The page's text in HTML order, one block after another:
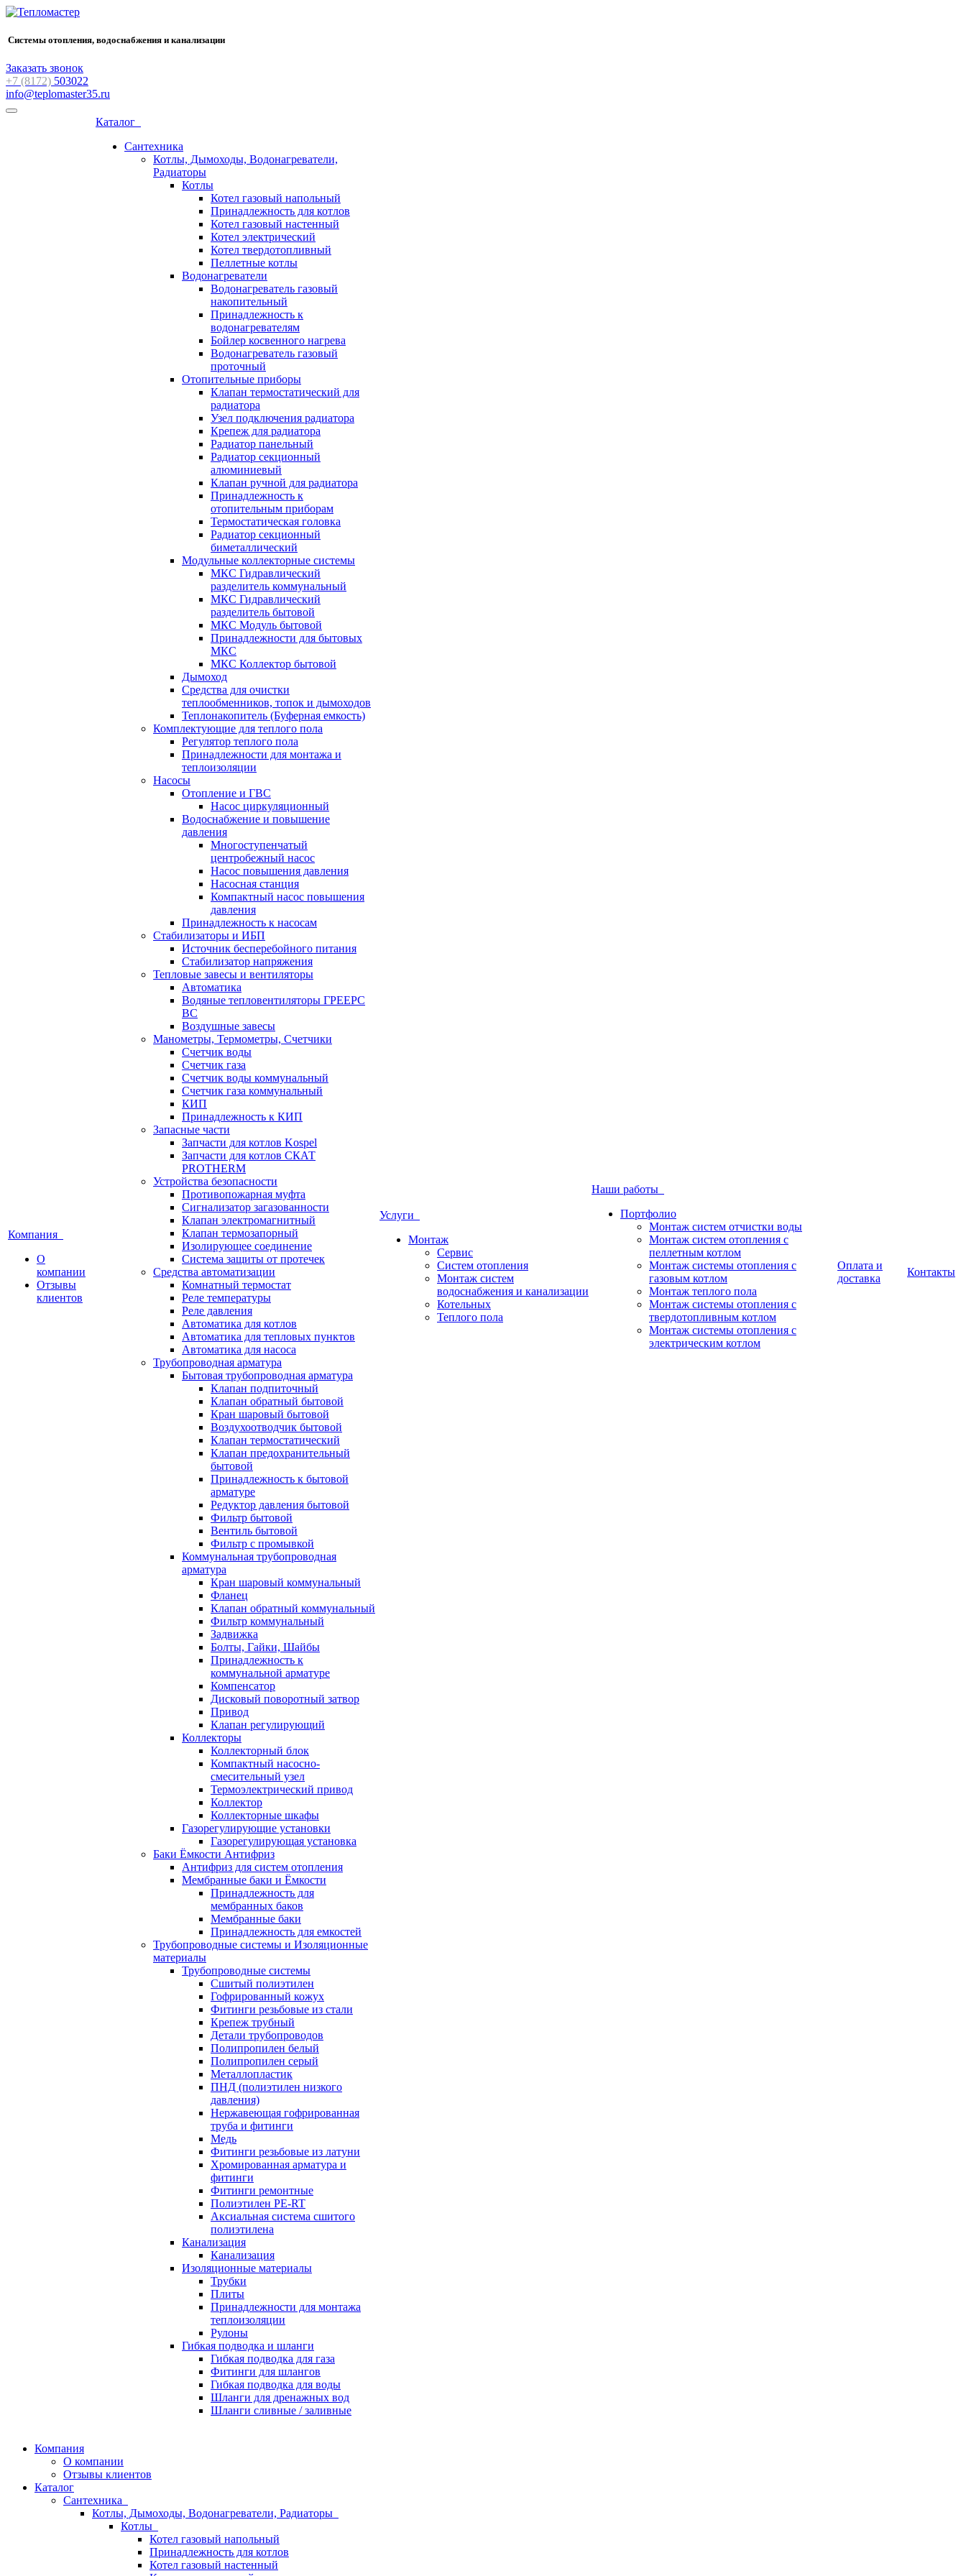
Системы отопления, водоснабжения и канализации
Заказать звонок
+7 (8172) 503022
info@teplomaster35.ru
Компания
О
компании
Отзывы
клиентов
Каталог
Сантехника
Котлы, Дымоходы, Водонагреватели,
Радиаторы
Котлы
Котел газовый напольный
Принадлежность для котлов
Котел газовый настенный
Котел электрический
Котел твердотопливный
Пеллетные котлы
Водонагреватели
Водонагреватель газовый
накопительный
Принадлежность к
водонагревателям
Бойлер косвенного нагрева
Водонагреватель газовый
проточный
Отопительные приборы
Клапан термостатический для
радиатора
Узел подключения радиатора
Крепеж для радиатора
Радиатор панельный
Радиатор секционный
алюминиевый
Клапан ручной для радиатора
Принадлежность к
отопительным приборам
Термостатическая головка
Радиатор секционный
биметаллический
Модульные коллекторные системы
МКС Гидравлический
разделитель коммунальный
МКС Гидравлический
разделитель бытовой
МКС Модуль бытовой
Принадлежности для бытовых
МКС
МКС Коллектор бытовой
Дымоход
Средства для очистки
теплообменников, топок и дымоходов
Теплонакопитель (Буферная емкость)
Комплектующие для теплого пола
Регулятор теплого пола
Принадлежности для монтажа и
теплоизоляции
Насосы
Отопление и ГВС
Насос циркуляционный
Водоснабжение и повышение
давления
Многоступенчатый
центробежный насос
Насос повышения давления
Насосная станция
Компактный насос повышения
давления
Принадлежность к насосам
Стабилизаторы и ИБП
Источник бесперебойного питания
Стабилизатор напряжения
Тепловые завесы и вентиляторы
Автоматика
Водяные тепловентиляторы ГРЕЕРС
ВС
Воздушные завесы
Манометры, Термометры, Счетчики
Счетчик воды
Счетчик газа
Счетчик воды коммунальный
Счетчик газа коммунальный
КИП
Принадлежность к КИП
Запасные части
Запчасти для котлов Kospel
Запчасти для котлов СКАТ
PROTHERM
Устройства безопасности
Противопожарная муфта
Сигнализатор загазованности
Клапан электромагнитный
Клапан термозапорный
Изолирующее соединение
Система защиты от протечек
Средства автоматизации
Комнатный термостат
Реле температуры
Реле давления
Автоматика для котлов
Автоматика для тепловых пунктов
Автоматика для насоса
Трубопроводная арматура
Бытовая трубопроводная арматура
Клапан подпиточный
Клапан обратный бытовой
Кран шаровый бытовой
Воздухоотводчик бытовой
Клапан термостатический
Клапан предохранительный
бытовой
Принадлежность к бытовой
арматуре
Редуктор давления бытовой
Фильтр бытовой
Вентиль бытовой
Фильтр с промывкой
Коммунальная трубопроводная
арматура
Кран шаровый коммунальный
Фланец
Клапан обратный коммунальный
Фильтр коммунальный
Задвижка
Болты, Гайки, Шайбы
Принадлежность к
коммунальной арматуре
Компенсатор
Дисковый поворотный затвор
Привод
Клапан регулирующий
Коллекторы
Коллекторный блок
Компактный насосно-
смесительный узел
Термоэлектрический привод
Коллектор
Коллекторные шкафы
Газорегулирующие установки
Газорегулирующая установка
Баки Ёмкости Антифриз
Антифриз для систем отопления
Мембранные баки и Ёмкости
Принадлежность для
мембранных баков
Мембранные баки
Принадлежность для емкостей
Трубопроводные системы и Изоляционные
материалы
Трубопроводные системы
Сшитый полиэтилен
Гофрированный кожух
Фитинги резьбовые из стали
Крепеж трубный
Детали трубопроводов
Полипропилен белый
Полипропилен серый
Металлопластик
ПНД (полиэтилен низкого
давления)
Нержавеющая гофрированная
труба и фитинги
Медь
Фитинги резьбовые из латуни
Хромированная арматура и
фитинги
Фитинги ремонтные
Полиэтилен PE-RT
Аксиальная система сшитого
полиэтилена
Канализация
Канализация
Изоляционные материалы
Трубки
Плиты
Принадлежности для монтажа
теплоизоляции
Рулоны
Гибкая подводка и шланги
Гибкая подводка для газа
Фитинги для шлангов
Гибкая подводка для воды
Шланги для дренажных вод
Шланги сливные / заливные
Услуги
Монтаж
Сервис
Систем отопления
Монтаж систем
водоснабжения и канализации
Котельных
Теплого пола
Наши работы
Портфолио
Монтаж систем отчистки воды
Монтаж систем отопления с
пеллетным котлом
Монтаж системы отопления с
газовым котлом
Монтаж теплого пола
Монтаж системы отопления с
твердотопливным котлом
Монтаж системы отопления с
электрическим котлом
Оплата и
доставка
Контакты
Компания
О компании
Отзывы клиентов
Каталог
Сантехника
Котлы, Дымоходы, Водонагреватели, Радиаторы
Котлы
Котел газовый напольный
Принадлежность для котлов
Котел газовый настенный